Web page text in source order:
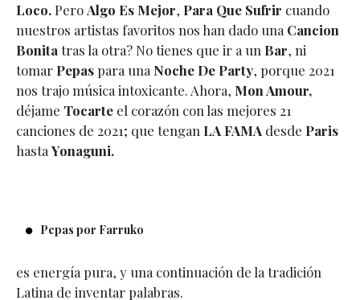
Loco.PeroAlgo Es Mejor, Para Que Sufrir cuando
nuestros artistas favoritos nos han dado una Cancion
Bonita tras la otra? No tienes que ir a un Bar, ni
tomar Pepas para una Noche De Party, porque 2021
nos trajo música intoxicante. Ahora, Mon Amour,
déjame Tocarte el corazón con las mejores 21
canciones de 2021; que tengan LA FAMAdesde Paris
hasta Yonaguni.
Pepas por Farruko
es energía pura, y una continuación de la tradición
Latina de inventar palabras.